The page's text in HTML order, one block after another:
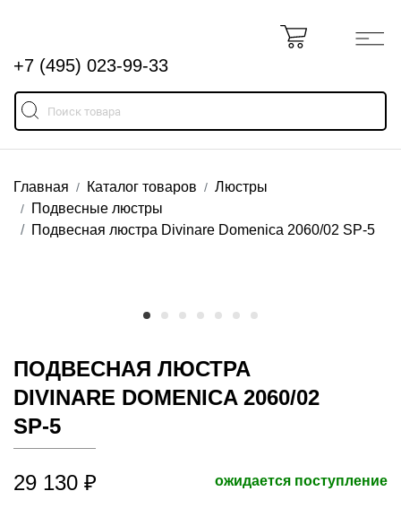
+7 (495) 023-99-33
Главная Каталог товаров
Люстры
Подвесные люстры
Подвесная люстра Divinare Domenica 2060/02 SP-5
ПОДВЕСНАЯ ЛЮСТРА
DIVINARE DOMENICA 2060/02
SP-5
29 130 ₽ ожидается поступление